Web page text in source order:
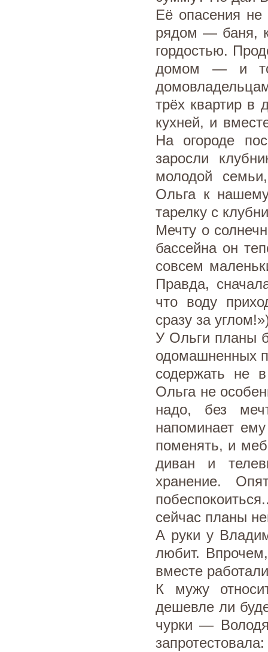
Её опасения
рядом — баня,
гордостью.
домом — и
трёх квартир в
кухней, и
На огороде
заросли
молодой
Ольга к
тарелку с
Мечту о
бассейна он
совсем
Правда,
что воду
сразу за
У Ольги планы
одомашненных
содержать не
Ольга не
надо, без
напоминает
поменять, и
диван и
хранение.
сейчас планы
А руки у
любит.
вместе
К мужу
дешевле ли
чурки —